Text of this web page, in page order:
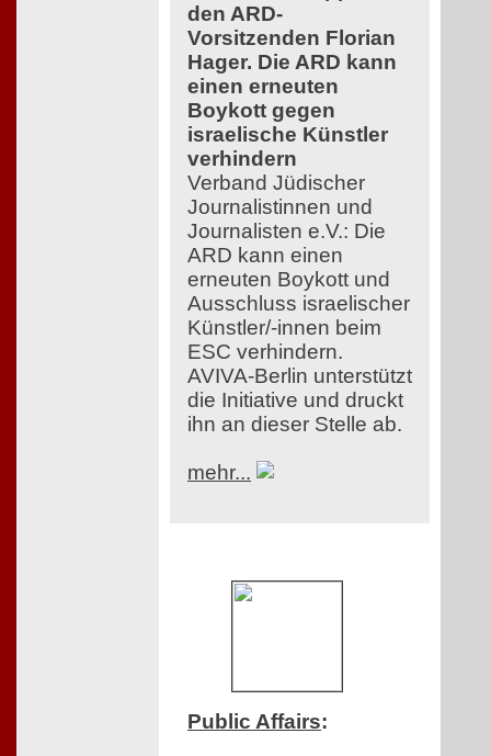
den ARD-
Vorsitzenden Florian
Hager. Die ARD kann
einen erneuten
Boykott gegen
israelische Künstler
verhindern
Verband Jüdischer
Journalistinnen und
Journalisten e.V.: Die
ARD kann einen
erneuten Boykott und
Ausschluss israelischer
Künstler/-innen beim
ESC verhindern.
AVIVA-Berlin unterstützt
die Initiative und druckt
ihn an dieser Stelle ab.
mehr...
Public Affairs: